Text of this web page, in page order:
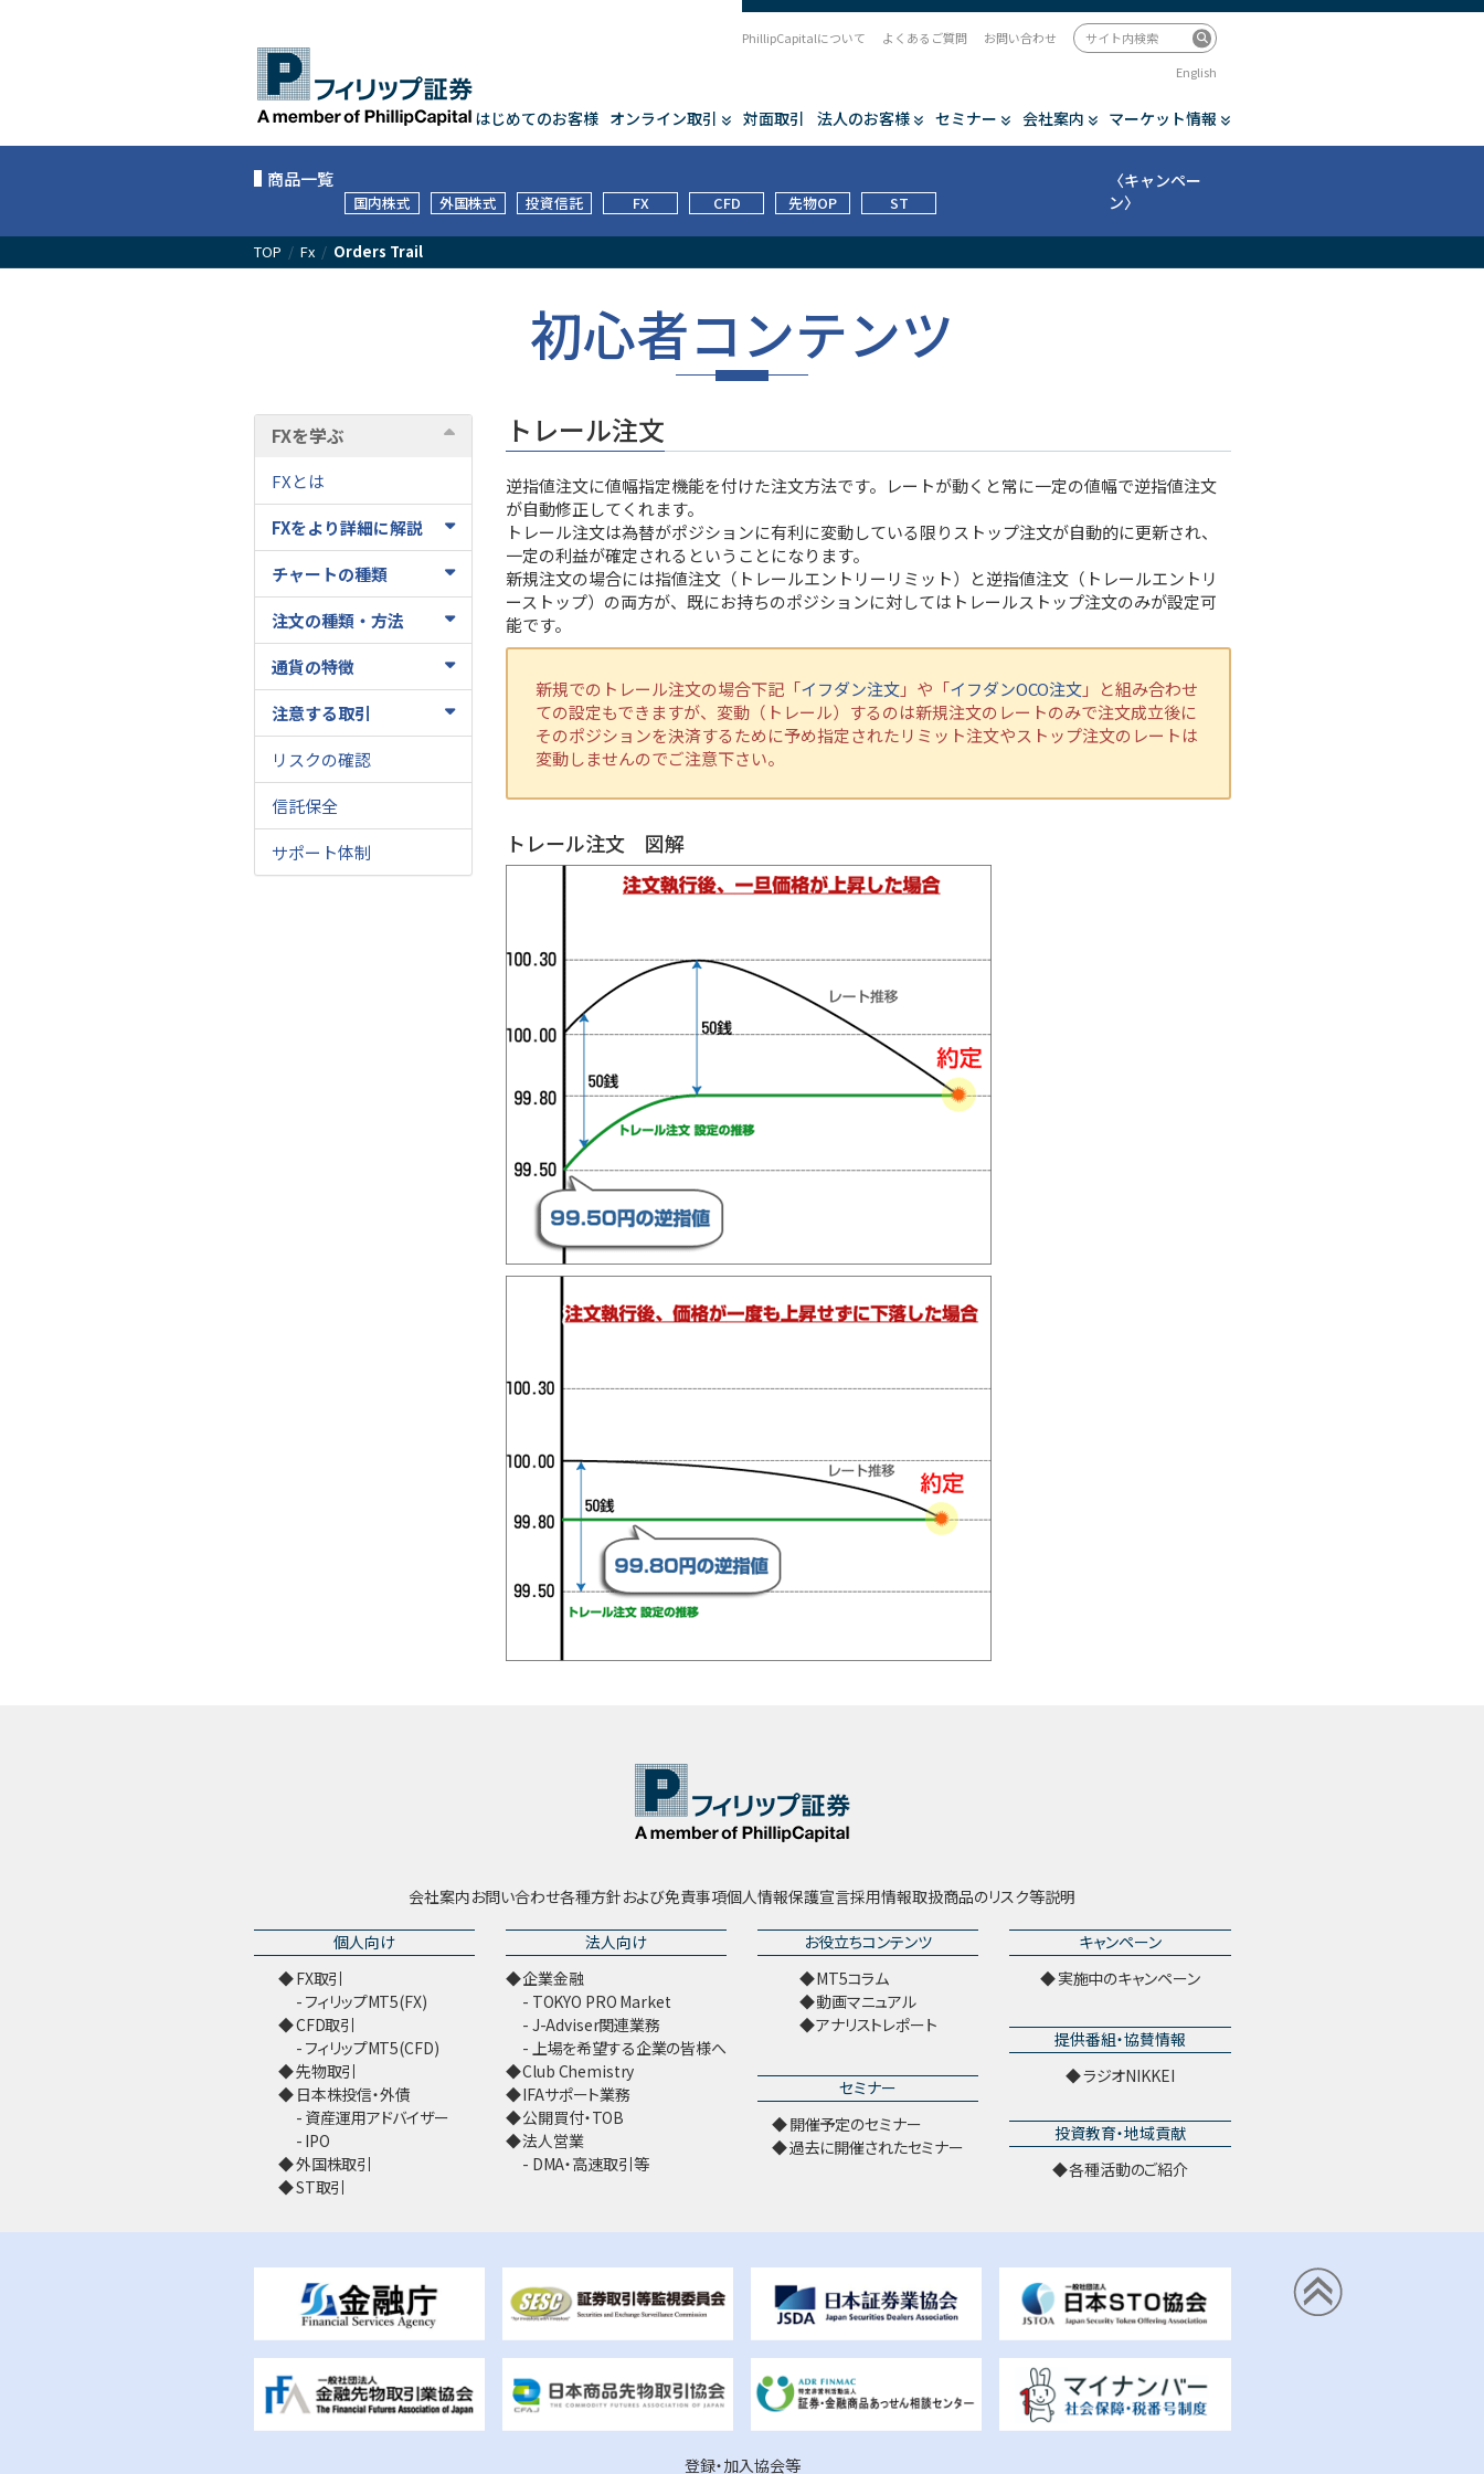
はじめてのお客様 オンライン取引 対面取引 法人のお客様 セミナー 会社案内 マーケット情報
PhillipCapitalについて よくあるご質問
お問い合わせ
English
商品一覧
国内株式 外国株式 投資信託 FX CFD 先物OP ST
〈キャンペー
ン〉
TOP / Fx/ Orders Trail
初心者コンテンツ
FXを学ぶ
FXとは
FXをより詳細に解説
チャートの種類
注文の種類・方法
通貨の特徴
注意する取引
リスクの確認
信託保全
サポート体制
トレール注文
逆指値注文に値幅指定機能を付けた注文方法です。レートが動くと常に一定の値幅で逆指値注文
が自動修正してくれます。
トレール注文は為替がポジションに有利に変動している限りストップ注文が自動的に更新され、
一定の利益が確定されるということになります。
新規注文の場合には指値注文（トレールエントリーリミット）と逆指値注文（トレールエントリ
ーストップ）の両方が、既にお持ちのポジションに対してはトレールストップ注文のみが設定可
能です。
新規でのトレール注文の場合下記「イフダン注文」や「イフダンOCO注文」と組み合わせ
ての設定もできますが、変動（トレール）するのは新規注文のレートのみで注文成立後に
そのポジションを決済するために予め指定されたリミット注文やストップ注文のレートは
変動しませんのでご注意下さい。
トレール注文 図解
会社案内お問い合わせ各種方針および免責事項個人情報保護宣言採用情報取扱商品のリスク等説明
個人向け
FX取引
フィリップMT5(FX)
CFD取引
フィリップMT5(CFD)
先物取引
日本株投信・外債
資産運用アドバイザー
IPO
外国株取引
ST取引
法人向け
企業金融
TOKYO PRO Market
J-Adviser関連業務
上場を希望する企業の皆様へ
Club Chemistry
IFAサポート業務
公開買付・TOB
法人営業
DMA・高速取引等
お役立ちコンテンツ
MT5コラム
動画マニュアル
アナリストレポート
セミナー
開催予定のセミナー
過去に開催されたセミナー
キャンペーン
実施中のキャンペーン
提供番組・協賛情報
ラジオNIKKEI
投資教育・地域貢献
各種活動のご紹介
登録・加入協会等